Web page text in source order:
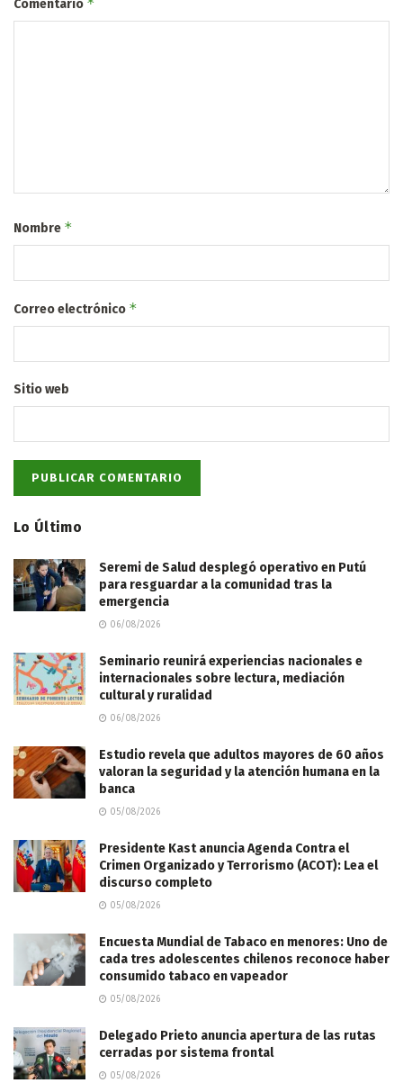
Comentario *
Nombre *
Correo electrónico *
Sitio web
Lo Último
Seremi de Salud desplegó operativo en Putú
para resguardar a la comunidad tras la
emergencia
06/08/2026
Seminario reunirá experiencias nacionales e
internacionales sobre lectura, mediación
cultural y ruralidad
06/08/2026
Estudio revela que adultos mayores de 60 años
valoran la seguridad y la atención humana en la
banca
05/08/2026
Presidente Kast anuncia Agenda Contra el
Crimen Organizado y Terrorismo (ACOT): Lea el
discurso completo
05/08/2026
Encuesta Mundial de Tabaco en menores: Uno de
cada tres adolescentes chilenos reconoce haber
consumido tabaco en vapeador
05/08/2026
Delegado Prieto anuncia apertura de las rutas
cerradas por sistema frontal
05/08/2026